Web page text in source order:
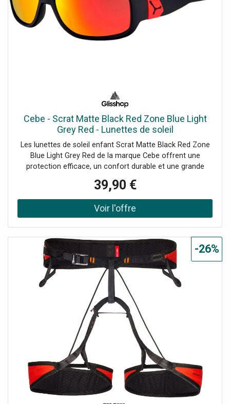
Cebe - Scrat Matte Black Red Zone Blue Light
Grey Red - Lunettes de soleil
Les lunettes de soleil enfant Scrat Matte Black Red Zone
Blue Light Grey Red de la marque Cebe offrent une
protection efficace, un confort durable et une grande
39,90 €
-26%